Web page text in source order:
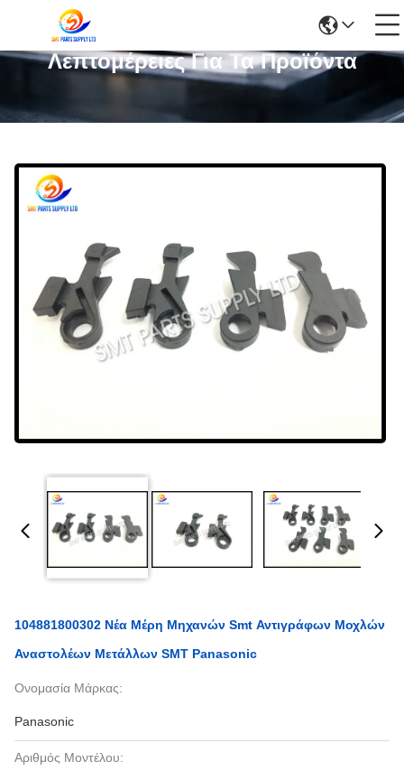
Λεπτομέρειες Για Τα Προϊόντα
104881800302 Νέα Μέρη Μηχανών Smt Αντιγράφων Μοχλών
Αναστολέων Μετάλλων SMT Panasonic
Ονομασία Μάρκας:
Panasonic
Αριθμός Μοντέλου: